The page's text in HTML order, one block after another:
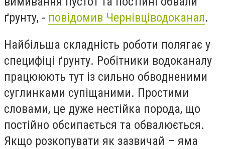
ґрунту, - повідомив Чернівціводоканал.
Найбільша складність роботи полягає у
специфіці ґрунту. Робітники водоканалу
працююють тут із сильно обводненими
суглинками супіщаними. Простими
словами, це дуже нестійка порода, що
постійно обсипається та обвалюється.
Якщо розкопувати як зазвичай – яма